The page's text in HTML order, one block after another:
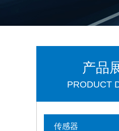
产品
PRODUCT
传感器